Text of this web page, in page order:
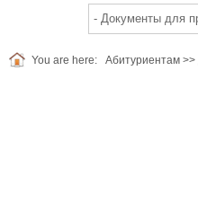
You are here: Абитуриентам >>